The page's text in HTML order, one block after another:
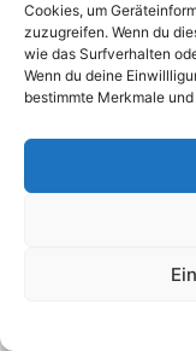
Cookies, um
zuzugreifen. Wenn du
wie das Surfverhalten
Wenn du deine
bestimmte Merkmale
© 2026